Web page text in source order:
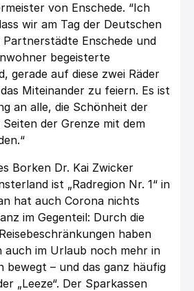
von Enschede. “Ich
wir am Tag der Deutschen
Partnerstädte Enschede und
begeisterte
gerade auf diese zwei Räder
Miteinander zu feiern. Es ist
an alle, die Schönheit der
Seiten der Grenze mit dem
Borken Dr. Kai Zwicker
ist „Radregion Nr. 1“ in
hat auch Corona nichts
im Gegenteil: Durch die
haben
auch im Urlaub noch mehr in
bewegt – und das ganz häufig
„Leeze“. Der Sparkassen